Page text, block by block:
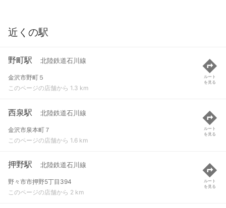
近くの駅
野町駅 北陸鉄道石川線
金沢市野町５
このページの店舗から 1.3 km
ルート
を見る
西泉駅 北陸鉄道石川線
金沢市泉本町７
このページの店舗から 1.6 km
ルート
を見る
押野駅 北陸鉄道石川線
野々市市押野5丁目394
このページの店舗から 2 km
ルート
を見る